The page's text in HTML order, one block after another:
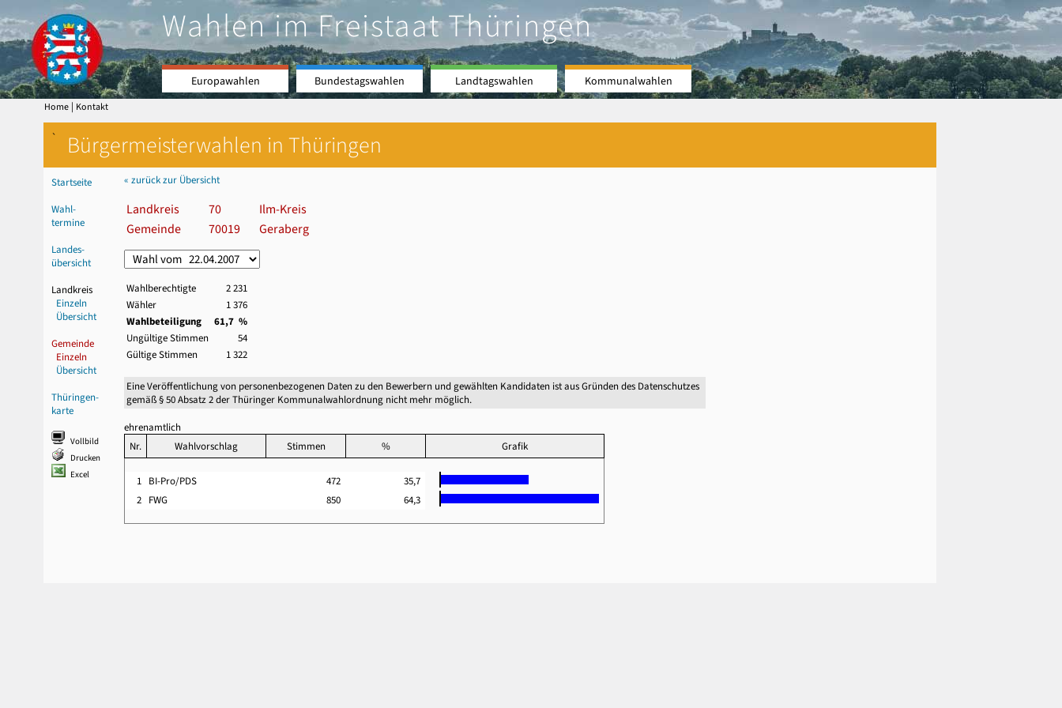
Wahlen im Freistaat Thüringen
Europawahlen Bundestagswahlen Landtagswahlen Kommunalwahlen
Home | Kontakt
` Bürgermeisterwahlen in Thüringen
Startseite
Wahl-
termine
Landes-
übersicht
Landkreis
Einzeln
Übersicht
Gemeinde
Einzeln
Übersicht
Thüringen-
karte
Vollbild
Drucken
Excel
« zurück zur Übersicht
Landkreis 70
Ilm-Kreis
Gemeinde
70019 Geraberg
Wahlberechtigte
2 231
Wähler
1 376
Wahlbeteiligung
61,7 %
Ungültige Stimmen
54
Gültige Stimmen
1 322
Eine Veröffentlichung von personenbezogenen Daten zu den Bewerbern und gewählten Kandidaten ist aus Gründen des Datenschutzes
gemäß § 50 Absatz 2 der Thüringer Kommunalwahlordnung nicht mehr möglich.
ehrenamtlich
Nr.
Wahlvorschlag Stimmen % Grafik
1 BI-Pro/PDS 472
35,7
2 FWG 850 64,3